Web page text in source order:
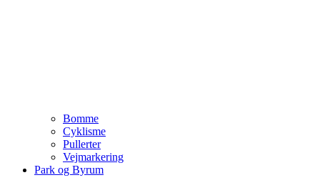
Bomme
Cyklisme
Pullerter
Vejmarkering
Park og Byrum